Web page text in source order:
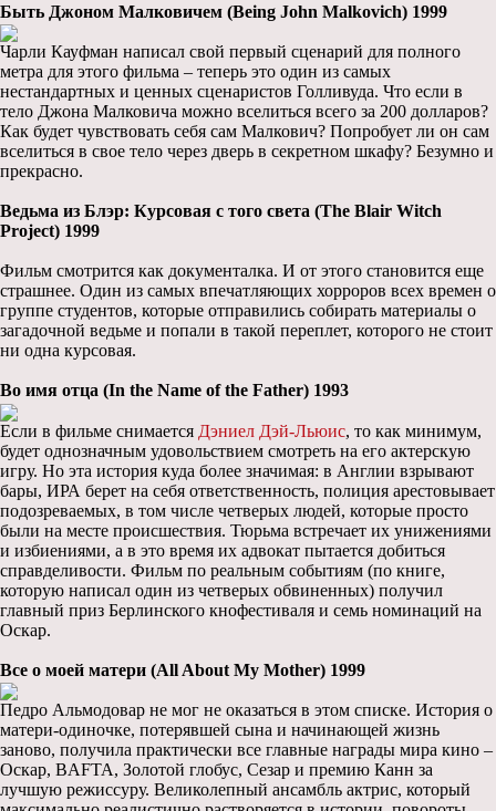
Быть Джоном Малковичем (Being John Malkovich) 1999
Чарли Кауфман написал свой первый сценарий для полного
метра для этого фильма – теперь это один из самых
нестандартных и ценных сценаристов Голливуда. Что если в
тело Джона Малковича можно вселиться всего за 200 долларов?
Как будет чувствовать себя сам Малкович? Попробует ли он сам
вселиться в свое тело через дверь в секретном шкафу? Безумно и
прекрасно.
Ведьма из Блэр: Курсовая с того света (The Blair Witch
Project) 1999
Фильм смотрится как документалка. И от этого становится еще
страшнее. Один из самых впечатляющих хорроров всех времен о
группе студентов, которые отправились собирать материалы о
загадочной ведьме и попали в такой переплет, которого не стоит
ни одна курсовая.
Во имя отца (In the Name of the Father) 1993
Если в фильме снимается Дэниел Дэй-Льюис, то как минимум,
будет однозначным удовольствием смотреть на его актерскую
игру. Но эта история куда более значимая: в Англии взрывают
бары, ИРА берет на себя ответственность, полиция арестовывает
подозреваемых, в том числе четверых людей, которые просто
были на месте происшествия. Тюрьма встречает их унижениями
и избиениями, а в это время их адвокат пытается добиться
справделивости. Фильм по реальным событиям (по книге,
которую написал один из четверых обвиненных) получил
главный приз Берлинского кнофестиваля и семь номинаций на
Оскар.
Все о моей матери (All About My Mother) 1999
Педро Альмодовар не мог не оказаться в этом списке. История о
матери-одиночке, потерявшей сына и начинающей жизнь
заново, получила практически все главные награды мира кино –
Оскар, BAFTA, Золотой глобус, Сезар и премию Канн за
лучшую режиссуру. Великолепный ансамбль актрис, который